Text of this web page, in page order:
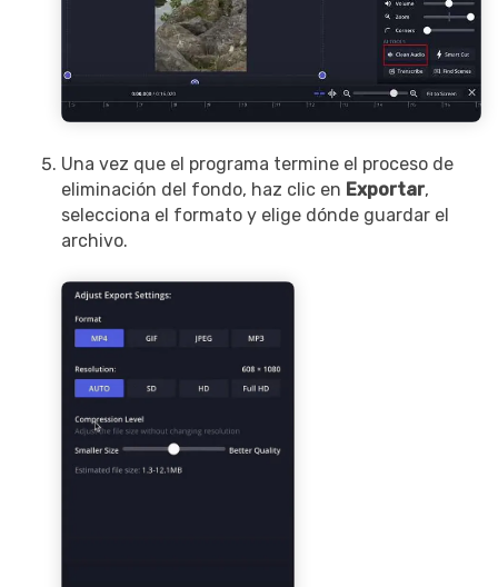
Una vez que el programa termine el proceso de
eliminación del fondo, haz clic en Exportar,
selecciona el formato y elige dónde guardar el
archivo.